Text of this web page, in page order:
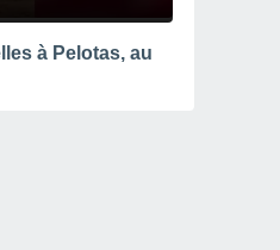
à Pelotas, au